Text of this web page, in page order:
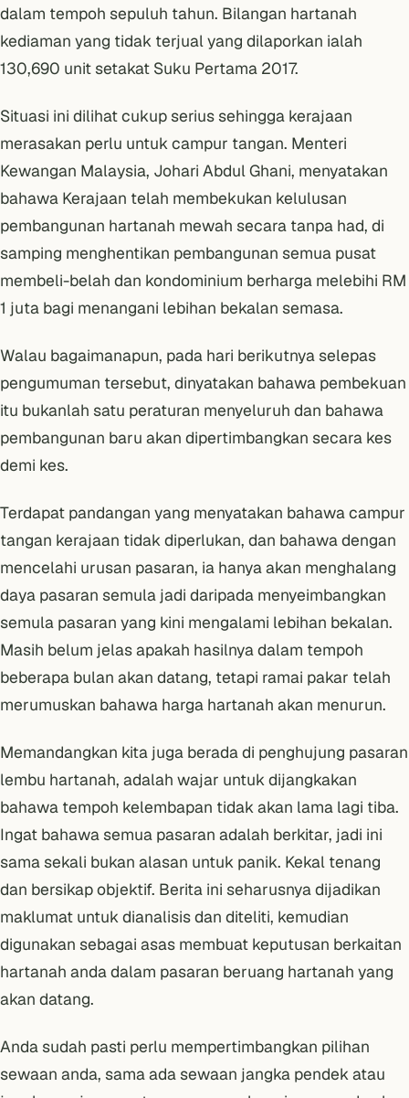
dalam tempoh sepuluh tahun. Bilangan hartanah
kediaman yang tidak terjual yang dilaporkan ialah
130,690 unit setakat Suku Pertama 2017.
Situasi ini dilihat cukup serius sehingga kerajaan
merasakan perlu untuk campur tangan. Menteri
Kewangan Malaysia, Johari Abdul Ghani, menyatakan
bahawa Kerajaan telah membekukan kelulusan
pembangunan hartanah mewah secara tanpa had, di
samping menghentikan pembangunan semua pusat
membeli-belah dan kondominium berharga melebihi RM
1 juta bagi menangani lebihan bekalan semasa.
Walau bagaimanapun, pada hari berikutnya selepas
pengumuman tersebut, dinyatakan bahawa pembekuan
itu bukanlah satu peraturan menyeluruh dan bahawa
pembangunan baru akan dipertimbangkan secara kes
demi kes.
Terdapat pandangan yang menyatakan bahawa campur
tangan kerajaan tidak diperlukan, dan bahawa dengan
mencelahi urusan pasaran, ia hanya akan menghalang
daya pasaran semula jadi daripada menyeimbangkan
semula pasaran yang kini mengalami lebihan bekalan.
Masih belum jelas apakah hasilnya dalam tempoh
beberapa bulan akan datang, tetapi ramai pakar telah
merumuskan bahawa harga hartanah akan menurun.
Memandangkan kita juga berada di penghujung pasaran
lembu hartanah, adalah wajar untuk dijangkakan
bahawa tempoh kelembapan tidak akan lama lagi tiba.
Ingat bahawa semua pasaran adalah berkitar, jadi ini
sama sekali bukan alasan untuk panik. Kekal tenang
dan bersikap objektif. Berita ini seharusnya dijadikan
maklumat untuk dianalisis dan diteliti, kemudian
digunakan sebagai asas membuat keputusan berkaitan
hartanah anda dalam pasaran beruang hartanah yang
akan datang.
Anda sudah pasti perlu mempertimbangkan pilihan
sewaan anda, sama adasewaan jangka pendek atau